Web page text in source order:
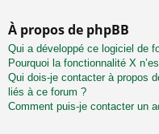
À propos de phpBB
Qui a développé ce logiciel de
Pourquoi la fonctionnalité X
Qui dois-je contacter à propos
liés à ce forum ?
Comment puis-je contacter un